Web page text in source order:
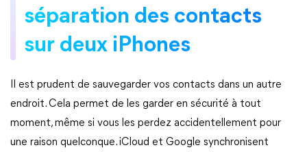
séparation des contacts
sur deux iPhones
Il est prudent de sauvegarder vos contacts dans un autre
endroit. Cela permet de les garder en sécurité à tout
moment, même si vous les perdez accidentellement pour
une raison quelconque. iCloud et Google synchronisent